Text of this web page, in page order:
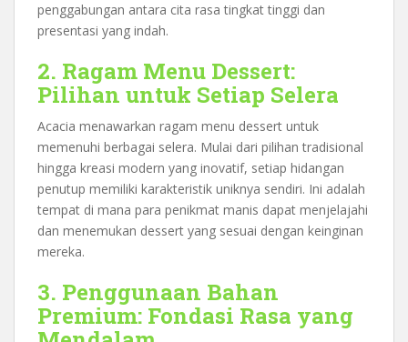
penggabungan antara cita rasa tingkat tinggi dan
presentasi yang indah.
2. Ragam Menu Dessert:
Pilihan untuk Setiap Selera
Acacia menawarkan ragam menu dessert untuk
memenuhi berbagai selera. Mulai dari pilihan tradisional
hingga kreasi modern yang inovatif, setiap hidangan
penutup memiliki karakteristik uniknya sendiri. Ini adalah
tempat di mana para penikmat manis dapat menjelajahi
dan menemukan dessert yang sesuai dengan keinginan
mereka.
3. Penggunaan Bahan
Premium: Fondasi Rasa yang